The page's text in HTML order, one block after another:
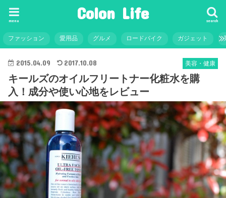
Colon Life search
menu
ファッション 愛用品 グルメ ロードバイク ガジェット
美容・健康
2015.04.09 2017.10.08
キールズのオイルフリートナー化粧水を購
入！成分や使い心地をレビュー